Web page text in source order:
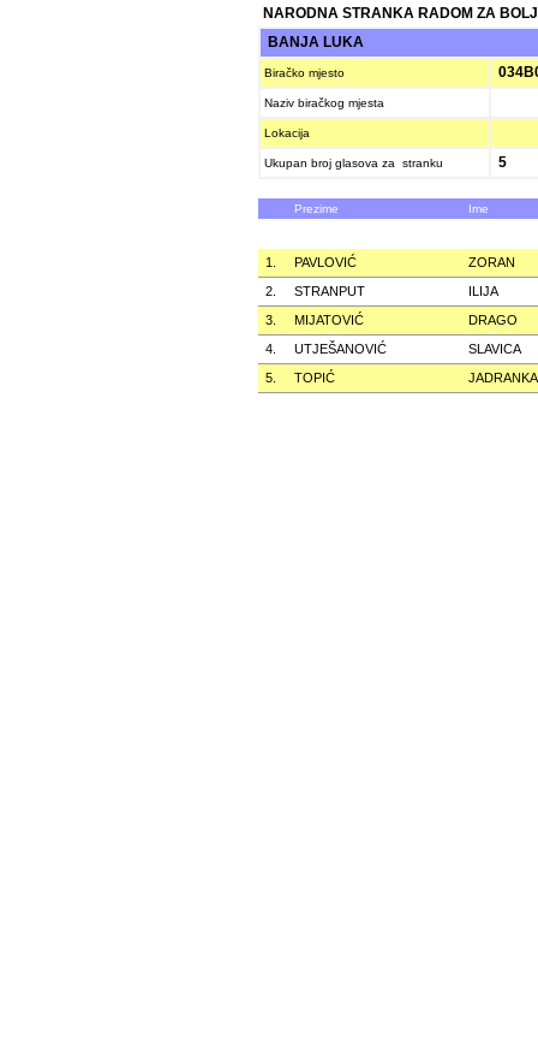
NARODNA STRANKA RADOM ZA
BANJA LUKA
Biračko mjesto
Naziv biračkog mjesta
Lokacija
Ukupan broj glasova za stranku 5
Prezime Ime
1. PAVLOVIĆ
ZORAN
2.
STRANPUT
ILIJA
3.
MIJATOVIĆ
DRAGO
4.
UTJEŠANOVIĆ
SLAVICA
5.
TOPIĆ JADRANKA